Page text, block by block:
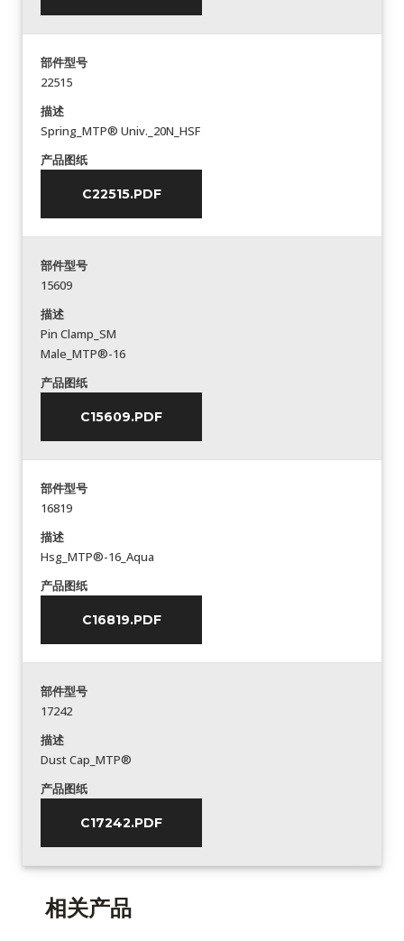
部件型号
22515
描述
Spring_MTP® Univ._20N_HSF
产品图纸
C22515.PDF
部件型号
15609
描述
Pin Clamp_SM
Male_MTP®-16
产品图纸
C15609.PDF
部件型号
16819
描述
Hsg_MTP®-16_Aqua
产品图纸
C16819.PDF
部件型号
17242
描述
Dust Cap_MTP®
产品图纸
C17242.PDF
相关产品